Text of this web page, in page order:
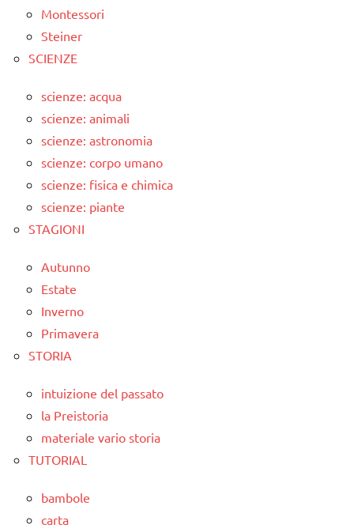
Montessori
Steiner
SCIENZE
scienze: acqua
scienze: animali
scienze: astronomia
scienze: corpo umano
scienze: fisica e chimica
scienze: piante
STAGIONI
Autunno
Estate
Inverno
Primavera
STORIA
intuizione del passato
la Preistoria
materiale vario storia
TUTORIAL
bambole
carta